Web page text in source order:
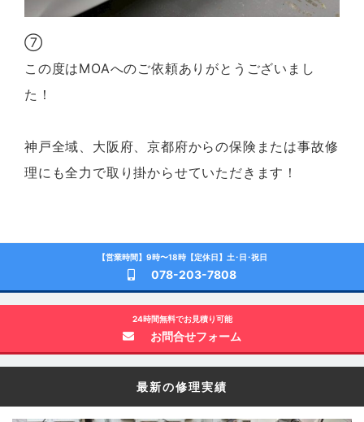
⑦
この度はMOAへのご依頼ありがとうございまし
た！
神戸全域、大阪府、京都府からの保険または事故修
理にも全力で取り掛からせていただきます！
【営業時間】9時〜18時【定休日】土･日･祝日
078-203-7808
24時間無料でお見積り可能
お問合せフォーム
最新の修理実績